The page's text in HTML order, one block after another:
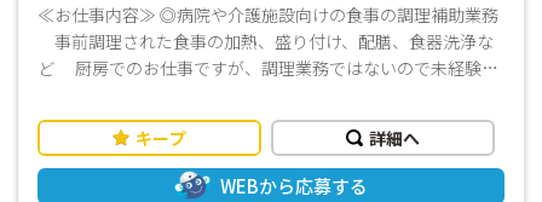
※規定有
≪お仕事内容≫ ◎病院や介護施設向けの食事の調理補助業務
事前調理された食事の加熱、盛り付け、配膳、食器洗浄な
ど 厨房でのお仕事ですが、調理業務ではないので未経験の
浄 ・その他付随する業務 ・作業服貸与 ＊更衣室完備！個人
ロッカーありで安心 ＊時間帯により変わりますが、１日7～8
名程度の職員で業務にあたっ ています シフト制（①、②、
キープ 詳細へ
WEBから応募する